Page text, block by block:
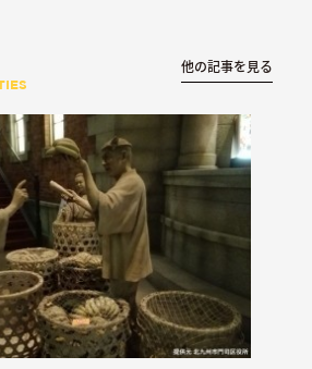
他の記事を見る